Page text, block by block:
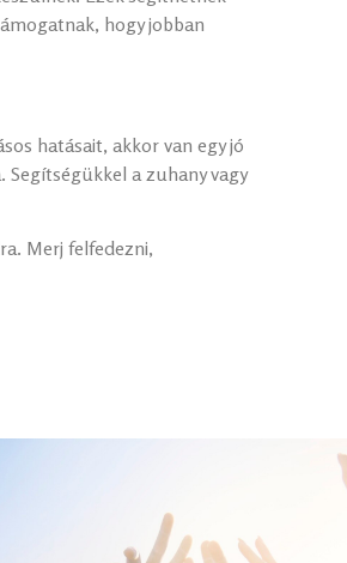
hogy jobban
hatásait, akkor van egy jó
a zuhany vagy
Merj felfedezni,